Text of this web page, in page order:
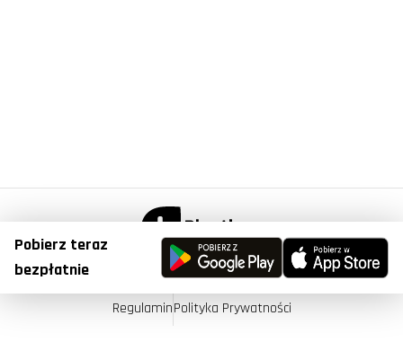
Pobierz teraz
bezpłatnie© Copyright 2023, Plantis . All Right Reserved.
RegulaminPolityka Prywatności